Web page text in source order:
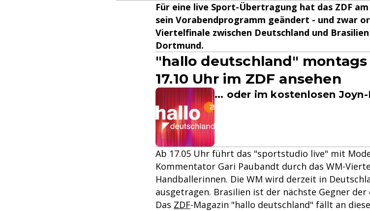
Für eine live Sport-Übertragung hat das ZDF
sein Vorabendprogramm geändert - und zwar
Viertelfinale zwischen Deutschland und
Dortmund.
"hallo deutschland"
17.10 Uhr im ZDF ansehen
... oder im kostenlosen
Ab 17.05 Uhr führt das "sportstudio live" mit
Kommentator Gari Paubandt durch das WM-
Handballerinnen. Die WM wird derzeit in
ausgetragen. Brasilien ist der nächste Gegner
Das ZDF-Magazin "hallo deutschland" fällt an